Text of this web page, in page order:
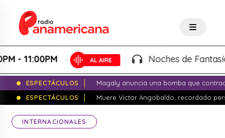
Noches de Fantasía -
ESPECTÁCULOS
Magaly anuncia una bomba que
ESPECTÁCULOS
Muere Víctor Angobaldo, recordado
INTERNACIONALES